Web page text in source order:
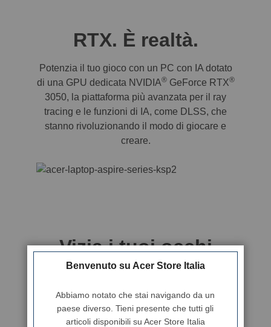
Benvenuto su Acer Store Italia
Abbiamo notato che stai navigando da un
paese diverso. Tieni presente che tutti gli
articoli disponibili su Acer Store Italia